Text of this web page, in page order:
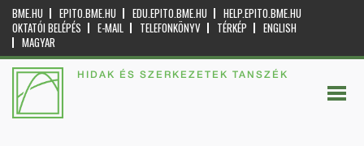
BME.HU EPITO.BME.HU EDU.EPITO.BME.HU
HELP.EPITO.BME.HU
OKTATÓI BELÉPÉS
E-MAIL TELEFONKÖNYV TÉRKÉP
ENGLISH
MAGYAR
HIDAK ÉS SZERKEZETEK TANSZÉK